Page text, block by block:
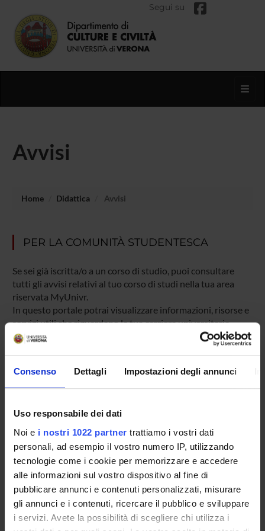
Consenso Dettagli Impostazioni degli annunci
Uso responsabile dei dati
Noi e i nostri 1022 partner trattiamo i vostri dati
personali, ad esempio il vostro numero IP, utilizzando
tecnologie come i cookie per memorizzare e accedere
alle informazioni sul vostro dispositivo al fine di
pubblicare annunci e contenuti personalizzati, misurare
gli annunci e i contenuti, ricercare il pubblico e sviluppare
i servizi. Avete la possibilità di scegliere chi utilizza i
Segui su
Avvisi
Home Didattica Avvisi
PER LA COMUNITÀ STUDENTESCA
Se sei già iscritta/o a un corso di studio, puoi consultare
tutti gli avvisi relativi al tuo corso di studi nella tua area
riservata MyUnivr.
In questo portale potrai visualizzare informazioni, risorse e
servizi utili che riguardano la tua carriera universitaria
(libretto online, gestione della carriera Esse3, corsi e-
learning, email istituzionale, modulistica di segreteria,
Entra in MyUnivr con le tue credenziali GIA: solo così
potrai ricevere notifica di tutti gli avvisi dei tuoi docenti e
MYUNIVR
Contatti
Persone
Luoghi